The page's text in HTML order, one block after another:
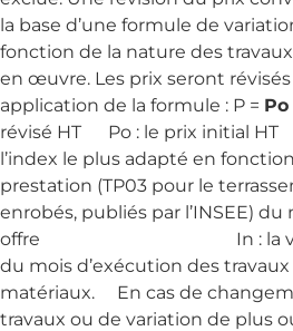
la base d’une formule de
fonction de la nature des
en œuvre. Les prix seront
application de la formule : P =
révisé HT Po : le prix initial
l’index le plus adapté en
prestation (TP03 pour le
enrobés, publiés par l’INSEE)
offre In : la valeur
du mois d’exécution des
matériaux. En cas de
travaux ou de variation de plus